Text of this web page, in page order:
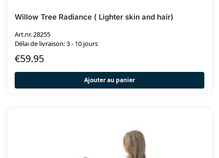
Willow Tree Radiance ( Lighter skin and hair)
Art.nr. 28255
Délai de livraison: 3 - 10 jours
€59.95
Ajouter au panier